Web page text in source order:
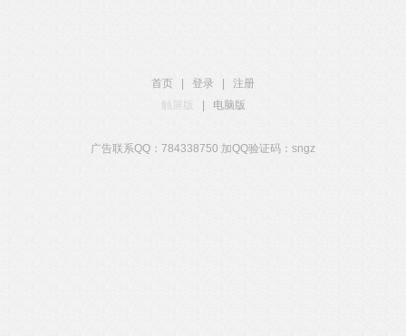
首页 登录
注册
触屏版
电脑版
广告联系QQ：784338750 加QQ验证码：sngz